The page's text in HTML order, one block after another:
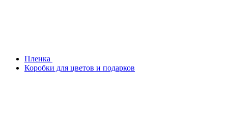
Плeнка
Коробки для цветов и подарков